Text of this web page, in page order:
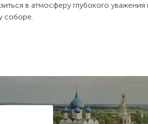
в атмосферу глубокого
соборе.